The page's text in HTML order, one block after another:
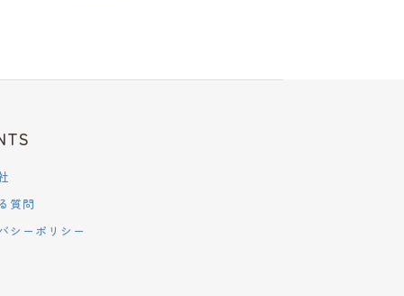
質問
シーポリシー